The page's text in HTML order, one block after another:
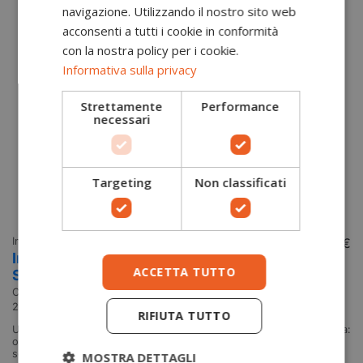
Imbracature di sospensione tree climbing
Imbracatura Tree Access Evo Camp
Safety
Camp
2163T
350,00 €
Una nuova evoluzione nell'ambito delle imbracature per arboricoltura:
ogni singola caratteristica di Tree Access Evo è concepita per
soddisfare anche i tree-climber più esigenti.Innovativo sistema di
navigazione. Utilizzando il nostro sito web
acconsenti a tutti i cookie in conformità
con la nostra policy per i cookie.
Informativa sulla privacy
Strettamente
necessari
Performance
Targeting Non classificati
ACCETTA TUTTO
RIFIUTA TUTTO
MOSTRA DETTAGLI